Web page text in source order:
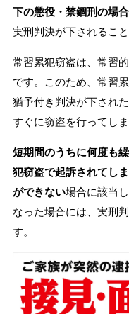
下の懲役・禁錮刑の場合
実刑判決が下されること
常習累犯窃盗は、常習
です。このため、常習
猶予付き判決が下され
すぐに窃盗を行ってし
短期間のうちに何度も
犯窃盗で起訴されてし
ができない場合に該当
なった場合には、実刑
す。